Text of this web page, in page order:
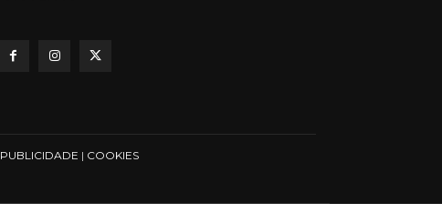
PUBLICIDADE | COOKIES